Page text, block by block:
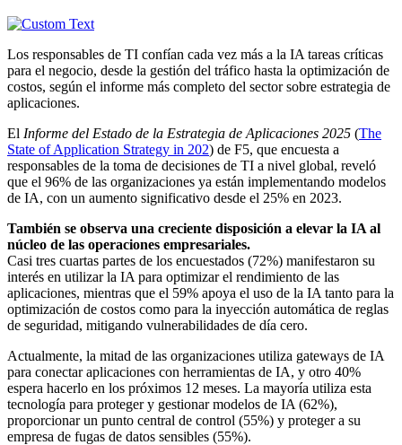
Los responsables de TI confían cada vez más a la IA tareas críticas
para el negocio, desde la gestión del tráfico hasta la optimización de
costos, según el informe más completo del sector sobre estrategia de
aplicaciones.
El Informe del Estado de la Estrategia de Aplicaciones 2025 (The
State of Application Strategy in 202) de F5, que encuesta a
responsables de la toma de decisiones de TI a nivel global, reveló
que el 96% de las organizaciones ya están implementando modelos
de IA, con un aumento significativo desde el 25% en 2023.
También se observa una creciente disposición a elevar la IA al
núcleo de las operaciones empresariales.
Casi tres cuartas partes de los encuestados (72%) manifestaron su
interés en utilizar la IA para optimizar el rendimiento de las
aplicaciones, mientras que el 59% apoya el uso de la IA tanto para la
optimización de costos como para la inyección automática de reglas
de seguridad, mitigando vulnerabilidades de día cero.
Actualmente, la mitad de las organizaciones utiliza gateways de IA
para conectar aplicaciones con herramientas de IA, y otro 40%
espera hacerlo en los próximos 12 meses. La mayoría utiliza esta
tecnología para proteger y gestionar modelos de IA (62%),
proporcionar un punto central de control (55%) y proteger a su
empresa de fugas de datos sensibles (55%).